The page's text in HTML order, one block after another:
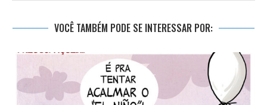
VOCÊ TAMBÉM PODE SE INTERESSAR POR: